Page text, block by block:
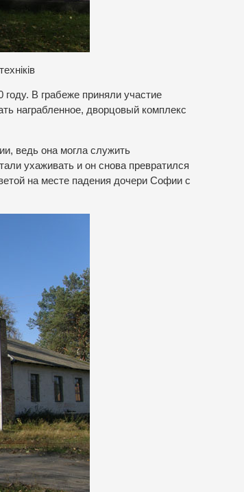
В грабеже приняли участие
награбленное, дворцовый комплекс
ведь она могла служить
ухаживать и он снова превратился
на месте падения дочери Софии с